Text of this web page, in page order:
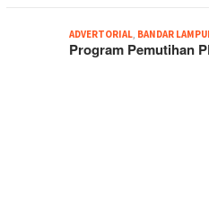
ADVERTORIAL, BANDAR
Program Pemutihan